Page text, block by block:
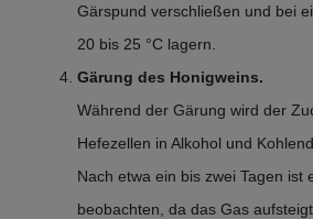
Gärspund verschließen und bei
20 bis 25 °C lagern.
Gärung des Honigweins.
Während der Gärung wird der
Hefezellen in Alkohol und
Nach etwa ein bis zwei Tagen ist
beobachten, da das Gas